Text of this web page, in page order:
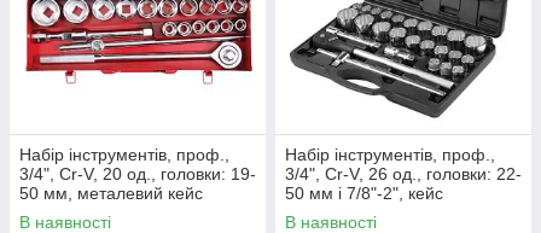
Набір інструментів, проф.,
3/4", Cr-V, 20 од., головки: 19-
50 мм, металевий кейс
INTERTOOL ET-6024
В наявності
Набір інструментів, проф.,
3/4", Cr-V, 26 од., головки: 22-
50 мм і 7/8"-2", кейс
INTERTOOL ET-6026
В наявності